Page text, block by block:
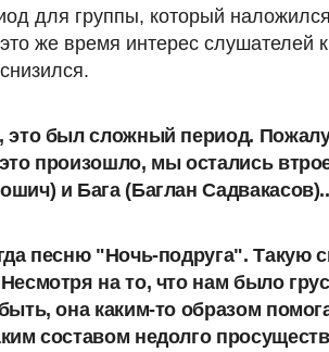
для группы, который
же время интерес слушателей к
это был сложный период.
произошло, мы остались
и Бага (Баглан
песню "Ночь-подруга". Такую
на то, что нам было
она каким-то образом
составом недолго